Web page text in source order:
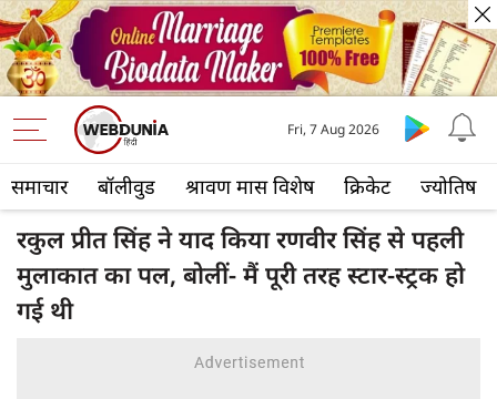
समाचार बॉलीवुड श्रावण मास विशेष क्रिकेट ज्योतिष
Fri, 7 Aug 2026
रकुल प्रीत सिंह ने याद किया रणवीर सिंह से पहली
मुलाकात का पल, बोलीं- मैं पूरी तरह स्टार-स्ट्रक हो
गई थी